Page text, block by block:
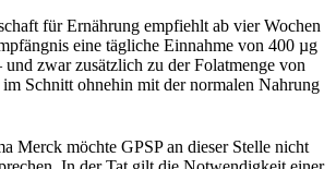
für Ernährung empfiehlt ab vier Wochen
eine tägliche Einnahme von 400 µg
und zwar zusätzlich zu der Folatmenge von
Schnitt ohnehin mit der normalen Nahrung
Merck möchte GPSPan dieser Stelle nicht